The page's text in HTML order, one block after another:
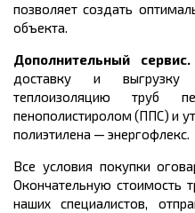
позволяет создать
объекта.
Дополнительный сервис.
доставку и
теплоизоляцию труб
пенополистиролом (ППС) и
полиэтилена —
Все условия покупки
Окончательную стоимость
наших специалистов,